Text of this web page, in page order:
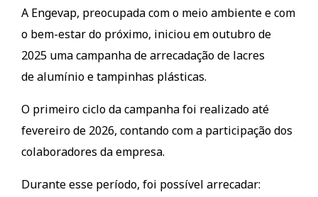
A Engevap, preocupada com o meio ambiente e com
o bem-estar do próximo, iniciou em outubro de
2025 uma campanha de arrecadação de lacres
de alumínio e tampinhas plásticas.
O primeiro ciclo da campanha foi realizado até
fevereiro de 2026, contando com a participação dos
colaboradores da empresa.
Durante esse período, foi possível arrecadar: